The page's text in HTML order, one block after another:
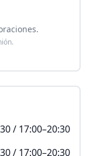
/ 17:00–20:30
/ 17:00–20:30